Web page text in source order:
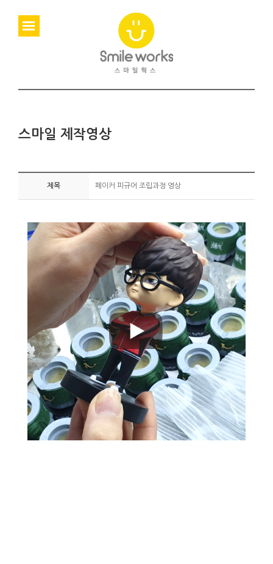
스마일 제작영상
제목 페이커 피규어 조립과정 영상